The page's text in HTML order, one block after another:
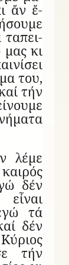
ἄν ἔ­
τα­πει­
κι
του,
τήν
λέμε
δέν
τά
δέν
τήν